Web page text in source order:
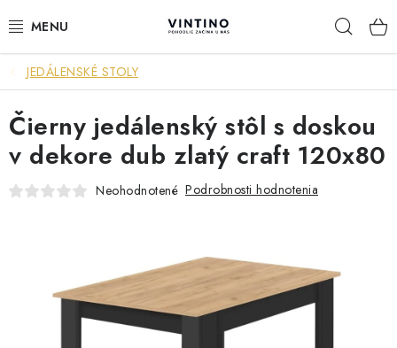
na
NÁBYTOK
VÝPREDAJ
ZÁVESNÉ HOJDACIE KRESLÁ
JEDÁLENSKÉ STOLIČKY
JEDÁLENSKÉ STOLY
Čierny jedálenský stôl s doskou
v dekore dub zlatý craft 120x80
Neohodnotené Podrobnosti hodnotenia